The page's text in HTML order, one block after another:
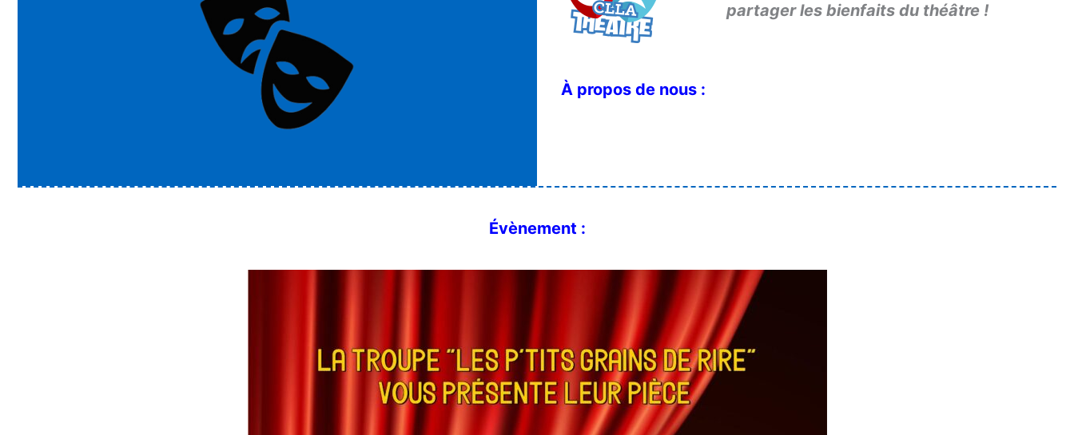
partager les bienfaits du théâtre !
À propos de nous :
Évènement :